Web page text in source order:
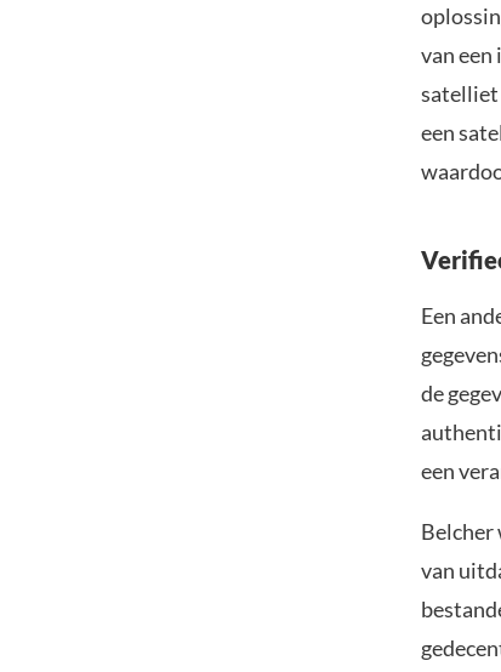
van
satelliet
een
Een
de
een
Belcher
van